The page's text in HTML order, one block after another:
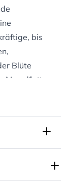
bis
Blüte
Vogelfutter,